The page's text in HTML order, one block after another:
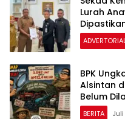
Lurah
BPK
Alsintan
Belum
BERITA